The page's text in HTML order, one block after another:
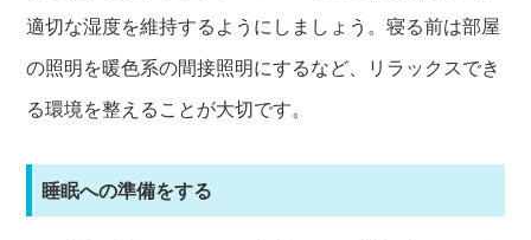
適切な湿度を維持するようにしましょう。寝る前は部屋
の照明を暖色系の間接照明にするなど、リラックスでき
る環境を整えることが大切です。
睡眠への準備をする